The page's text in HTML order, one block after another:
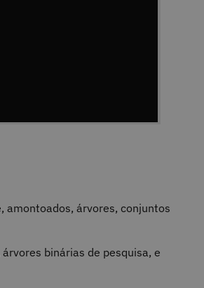
amontoados, árvores, conjuntos
binárias de pesquisa, e